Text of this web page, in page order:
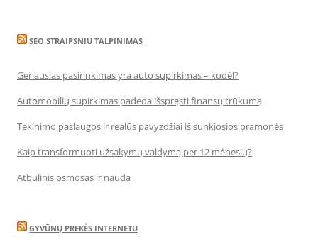
SEO STRAIPSNIU TALPINIMAS
Geriausias pasirinkimas yra auto supirkimas – kodėl?
Automobilių supirkimas padeda išspręsti finansų trūkumą
Tekinimo paslaugos ir realūs pavyzdžiai iš sunkiosios pramonės
Kaip transformuoti užsakymų valdymą per 12 mėnesių?
Atbulinis osmosas ir nauda
GYVŪNŲ PREKĖS INTERNETU